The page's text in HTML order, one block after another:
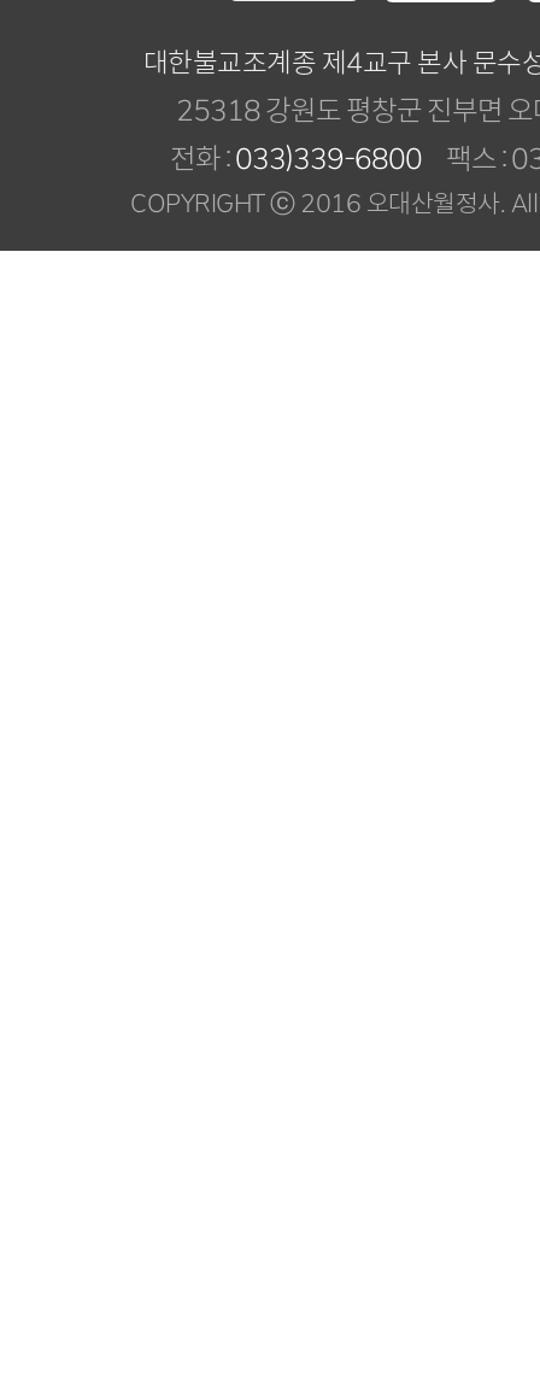
대한불교조계종 제4교구 본사 문수
25318 강원도 평창군 진부면
전화 :033)339-6800 팩스 :
COPYRIGHT ⓒ 2016 오대산월정사.